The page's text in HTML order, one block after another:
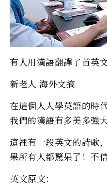
有人用漢語翻譯了首英
新老人 海外文摘
在這個人人學英語的時
我們的漢語有多美多強大
這裡有一段英文的詩歌
果所有人都驚呆了！不
英文原文：